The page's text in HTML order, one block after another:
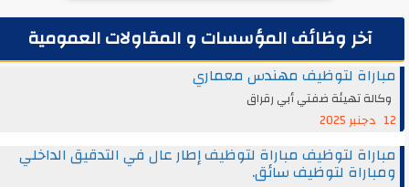
آخر وظائف المؤسسات و المقاولات العمومية
مباراة لتوظيف مهندس معماري
وكالة تهيئة ضفتي أبي رقراق
12 دجنبر 2025
مباراة لتوظيف مباراة لتوظيف إطار عال في التدقيق الداخلي
ومباراة لتوظيف سائق.